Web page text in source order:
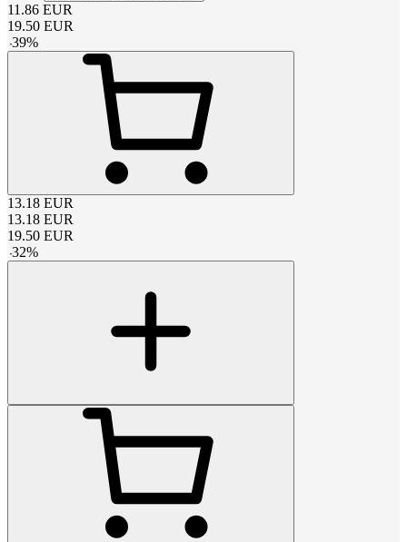
11.86 EUR
19.50 EUR
-39%
13.18 EUR
13.18 EUR
19.50 EUR
-32%